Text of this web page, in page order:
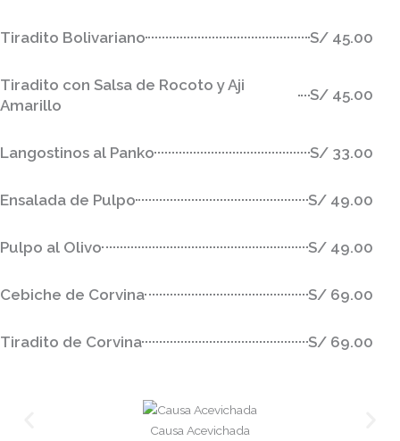
Tiradito Bolivariano S/ 45.00
Tiradito con Salsa de Rocoto y Aji
Amarillo
S/ 45.00
Langostinos al Panko S/ 33.00
Ensalada de Pulpo S/ 49.00
Pulpo al Olivo S/ 49.00
Cebiche de Corvina S/ 69.00
Tiradito de Corvina S/ 69.00
Causa Acevichada